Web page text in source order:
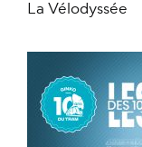
La Vélodyssée